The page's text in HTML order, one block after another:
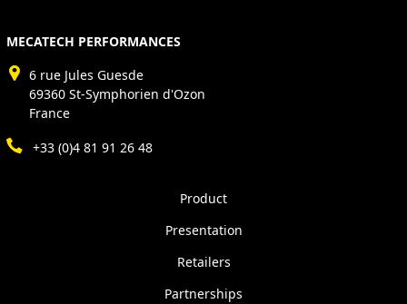
MECATECH PERFORMANCES
6 rue Jules Guesde
69360 St-Symphorien d'Ozon
France
+33 (0)4 81 91 26 48
Product
Presentation
Retailers
Partnerships